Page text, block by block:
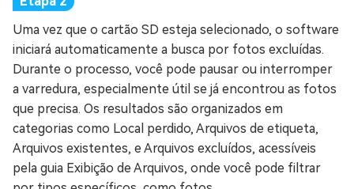
Uma vez que o cartão SD esteja selecionado, o software
iniciará automaticamente a busca por fotos excluídas.
Durante o processo, você pode pausar ou interromper
a varredura, especialmente útil se já encontrou as fotos
que precisa. Os resultados são organizados em
categorias como Local perdido, Arquivos de etiqueta,
Arquivos existentes, e Arquivos excluídos, acessíveis
pela guia Exibição de Arquivos, onde você pode filtrar